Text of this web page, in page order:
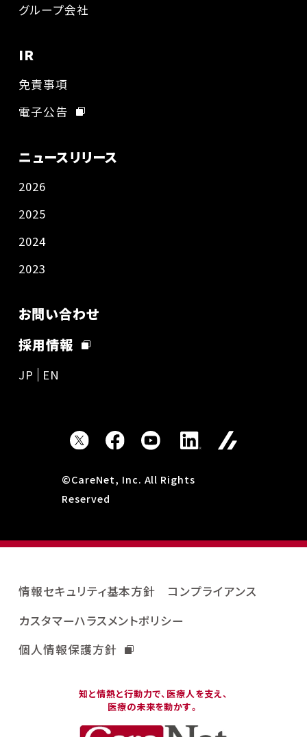
グループ会社
IR
免責事項
電子公告
ニュースリリース
2026
2025
2024
2023
お問い合わせ
採用情報
JP EN
©CareNet, Inc. All Rights
Reserved
知と情熱と行動力で、医療人を支え、
医療の未来を動かす。
情報セキュリティ基本方針
コンプライアンス
カスタマーハラスメントポリシー
個人情報保護方針